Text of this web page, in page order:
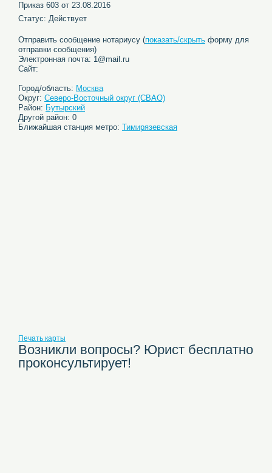
Приказ 603 от 23.08.2016
Статус: Действует
Отправить сообщение нотариусу (показать/скрыть форму для
отправки сообщения)
Электронная почта: 1@mail.ru
Сайт:
Город/область: Москва
Округ: Северо-Восточный округ (СВАО)
Район: Бутырский
Другой район: 0
Ближайшая станция метро: Тимирязевская
Печать карты
Возникли вопросы? Юрист бесплатно
проконсультирует!